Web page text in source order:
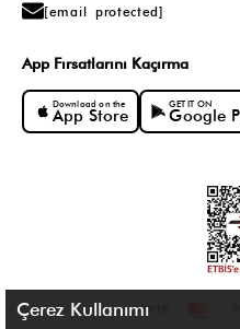
[email protected]
App Fırsatlarını Kaçırma
Download on the
App Store
GET IT ON
Google
Çerez Kullanımı